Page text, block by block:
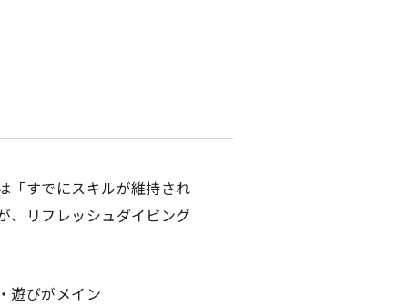
「すでにスキルが維持され
、リフレッシュダイビング
遊びがメイン